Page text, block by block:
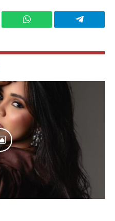
WhatsApp Telegram